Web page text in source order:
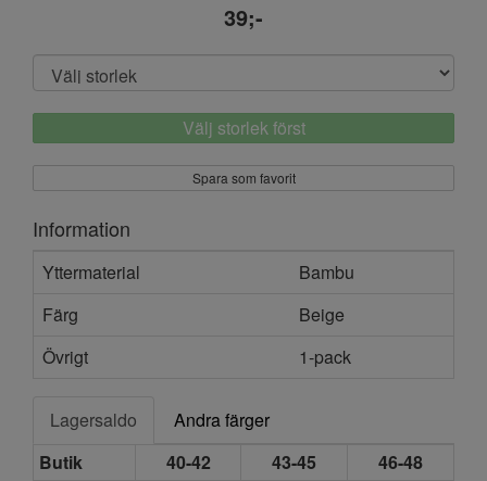
39;-
Välj storlek först
Spara som favorit
Information
Yttermaterial
Bambu
Färg
Beige
Övrigt
1-pack
Lagersaldo
Andra färger
Butik
40-42 43-45
46-48